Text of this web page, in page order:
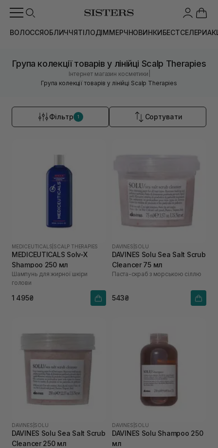
ВОЛОССЯОБЛИЧЧЯТІЛОДІММЕРЧНОВИНКИБЕСТСЕЛЕРИ
Група колекції товарів у лінійці Scalp Therapies
Інтернет магазин косметики
Група колекції товарів у лінійці Scalp Therapies
Фільтр 1 Сортувати
MEDICEUTICALS SCALP THERAPIES
MEDICEUTICALS Solv-X
Shampoo 250 мл
Шампунь для жирної шкіри
голови
1 495₴
DAVINES SOLU
DAVINES Solu Sea Salt Scrub
Cleancer 75 мл
Паста-скраб з морською сіллю
543₴
DAVINES SOLU
DAVINES Solu Sea Salt Scrub
Cleancer 250 мл
DAVINES SOLU
DAVINES Solu Shampoo 250
мл